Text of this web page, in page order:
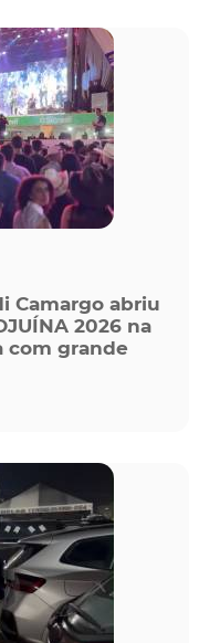
Camargo abriu
2026 na
com grande